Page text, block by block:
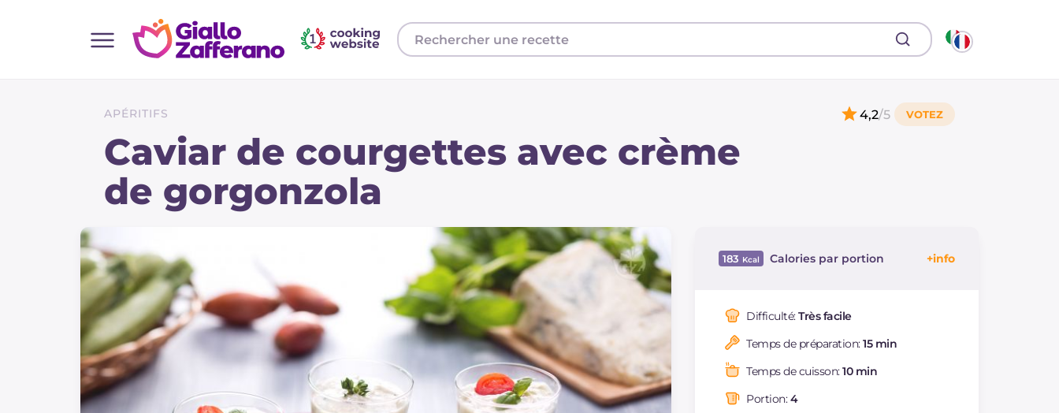
Toutes les recettes
Plats principaux
Accompagnement
Pizzas et focaccia
Gateaux et patisserie
Dernieres recettes
APÉRITIFS
Caviar de courgettes avec crème
de gorgonzola
4,2/5
183 Calories par portion
Dont sucres
Protéine g
Graisses
saturés
Difficulté:Très facile
Temps de préparation:15 min
Temps de cuisson:10 min
Portion:4